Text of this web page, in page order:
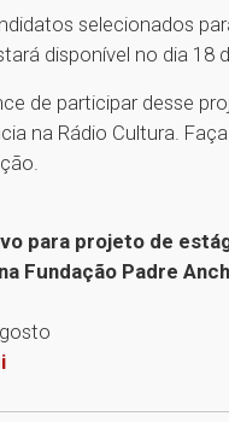
selecionados
disponível no dia 18
de participar desse
na Rádio Cultura.
para projeto de
Fundação Padre